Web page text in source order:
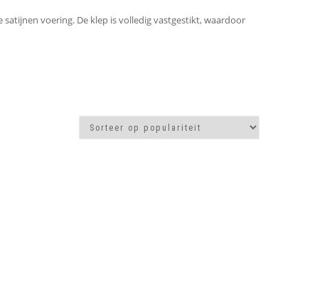
voering. De klep is volledig vastgestikt, waardoor